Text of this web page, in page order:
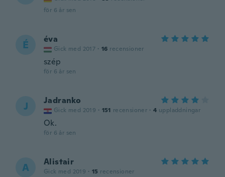
för 6 år sen
É éva
Gick med 2017 · 16 recensioner
szép
för 6 år sen
J Jadranko
Gick med 2019 · 151 recensioner · 4 uppladdningar
Ok.
för 6 år sen
A Alistair
Gick med 2019 · 15 recensioner